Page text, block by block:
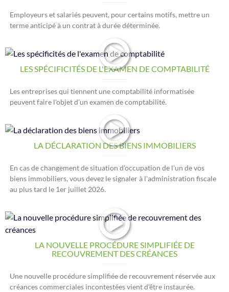
Employeurs et salariés peuvent, pour certains motifs, mettre un
terme anticipé à un contrat à durée déterminée.
LES SPÉCIFICITÉS DE L'EXAMEN DE COMPTABILITÉ
Les entreprises qui tiennent une comptabilité informatisée
peuvent faire l'objet d'un examen de comptabilité.
LA DÉCLARATION DES BIENS IMMOBILIERS
En cas de changement de situation d'occupation de l'un de vos
biens immobiliers, vous devez le signaler à l'administration fiscale
au plus tard le 1er juillet 2026.
LA NOUVELLE PROCÉDURE SIMPLIFIÉE DE
RECOUVREMENT DES CRÉANCES
Une nouvelle procédure simplifiée de recouvrement réservée aux
créances commerciales incontestées vient d'être instaurée.